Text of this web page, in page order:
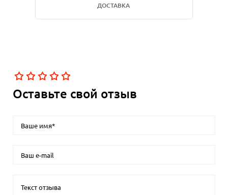
ДОСТАВКА
Оставьте свой отзыв